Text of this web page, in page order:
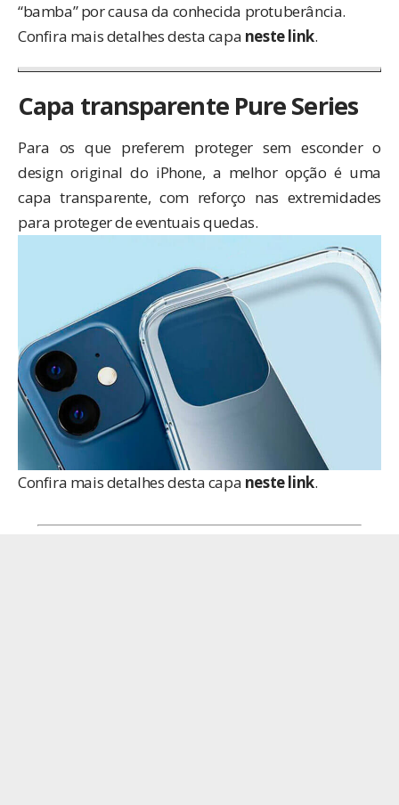
“bamba” por causa da conhecida protuberância.
Confira mais detalhes desta capa neste link.
Capa transparente Pure Series
Para os que preferem proteger sem esconder o
design original do iPhone, a melhor opção é uma
capa transparente, com reforço nas extremidades
para proteger de eventuais quedas.
Confira mais detalhes desta capa neste link.